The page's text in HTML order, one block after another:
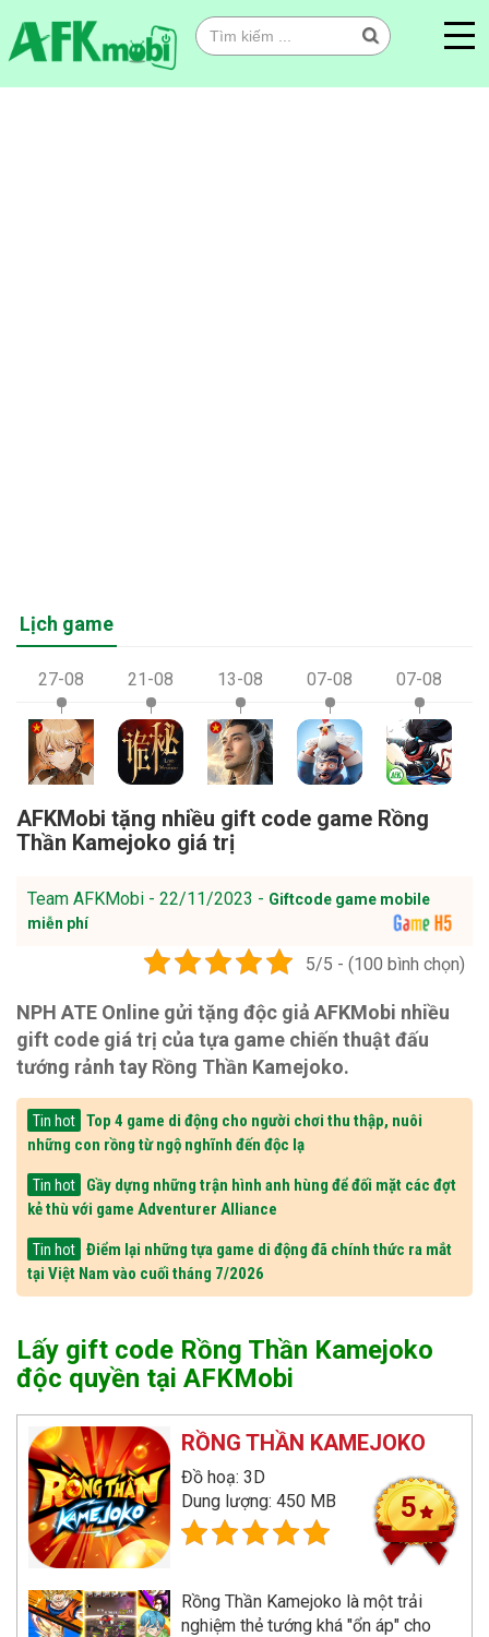
Lịch game
27-08 21-08 13-08 07-08 07-08
AFKMobi tặng nhiều gift code game Rồng
Thần Kamejoko giá trị
Team AFKMobi - 22/11/2023 - Giftcode game mobile
miễn phí
5/5 - (100 bình chọn)
NPH ATE Online gửi tặng độc giả AFKMobi nhiều
gift code giá trị của tựa game chiến thuật đấu
tướng rảnh tay Rồng Thần Kamejoko.
Tin hot
Top 4 game di động cho người chơi thu thập, nuôi
những con rồng từ ngộ nghĩnh đến độc lạ
Tin hot
Gầy dựng những trận hình anh hùng để đối mặt các đợt
kẻ thù với game Adventurer Alliance
Tin hot
Điểm lại những tựa game di động đã chính thức ra mắt
tại Việt Nam vào cuối tháng 7/2026
Lấy gift code Rồng Thần Kamejoko
độc quyền tại AFKMobi
RỒNG THẦN KAMEJOKO
Đồ hoạ: 3D
Dung lượng: 450 MB
5
Rồng Thần Kamejoko là một trải
nghiệm thẻ tướng khá "ổn áp" cho